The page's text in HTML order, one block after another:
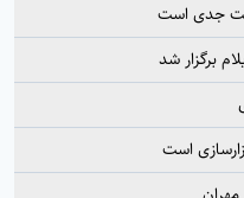
جدی است
برگزار شد
است